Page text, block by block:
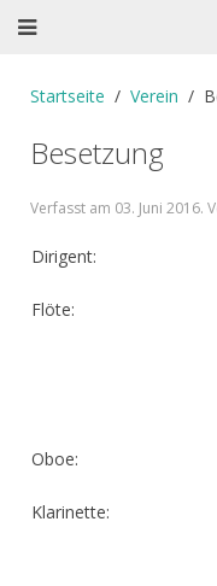
Startseite Verein
Besetzung
Verfasst am 03. Juni 2016.
Dirigent:
Flöte:
Oboe:
Klarinette: